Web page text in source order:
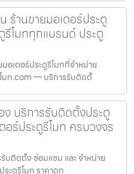
ร้านขายมอเตอร์ประตู
รีโมททุกแบรนด์ ประตู
อเตอร์ประตูรีโมทที่จำหน่าย
มท.com — บริการรับติดตั้
บริการรับติดตั้งประตู
อร์ประตูรีโมท ครบวงจร
บติดตั้ง ซ่อมแซม และ จำหน่าย
ะตูรีโมท ราคาถูก